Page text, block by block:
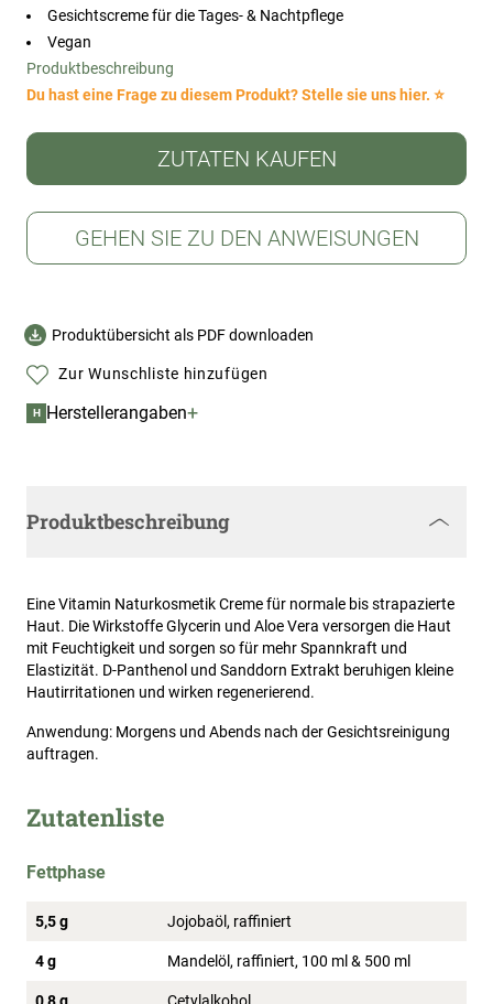
Gesichtscreme für die Tages- & Nachtpflege
Vegan
Produktbeschreibung
Du hast eine Frage zu diesem Produkt? Stelle sie uns hier. ⭐
ZUTATEN KAUFEN
GEHEN SIE ZU DEN ANWEISUNGEN
Produktübersicht als PDF downloaden
Zur Wunschliste hinzufügen
H Herstellerangaben+
Produktbeschreibung
Eine Vitamin Naturkosmetik Creme für normale bis strapazierte
Haut. Die Wirkstoffe Glycerin und Aloe Vera versorgen die Haut
mit Feuchtigkeit und sorgen so für mehr Spannkraft und
Elastizität. D-Panthenol und Sanddorn Extrakt beruhigen kleine
Hautirritationen und wirken regenerierend.
Anwendung: Morgens und Abends nach der Gesichtsreinigung
auftragen.
Zutatenliste
Fettphase
5,5 g Jojobaöl, raffiniert
4 g Mandelöl, raffiniert, 100 ml & 500 ml